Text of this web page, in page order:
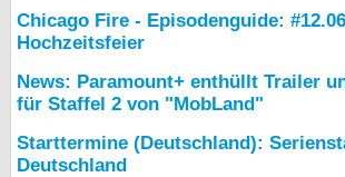
Chicago Fire - Episodenguide:
Hochzeitsfeier
News: Paramount+ enthüllt Trailer
für Staffel 2 von "MobLand"
Starttermine (Deutschland):
Deutschland